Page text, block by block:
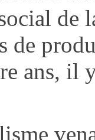
de
ans, il